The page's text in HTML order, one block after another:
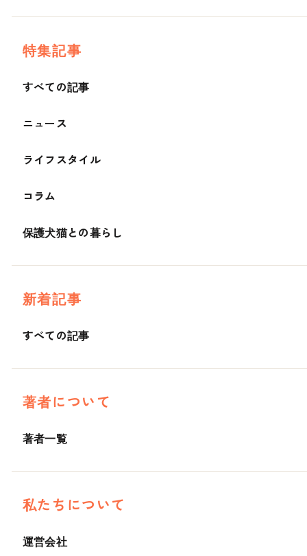
特集記事
すべての記事
ニュース
ライフスタイル
コラム
保護犬猫との暮らし
新着記事
すべての記事
著者について
著者一覧
私たちについて
運営会社